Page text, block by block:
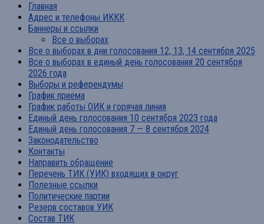
Главная
Адрес и телефоны ИККК
Баннеры и ссылки
Все о выборах
Все о выборах в дни голосования 12, 13, 14 сентября 2025
Все о выборах в единый день голосования 20 сентября
2026 года
Выборы и референдумы
График приема
График работы ОИК и горячая линия
Единый день голосования 10 сентября 2023 года
Единый день голосования 7 — 8 сентября 2024
Законодательство
Контакты
Направить обращение
Перечень ТИК (УИК) входящих в округ
Полезные ссылки
Политические партии
Резерв составов УИК
Состав ТИК